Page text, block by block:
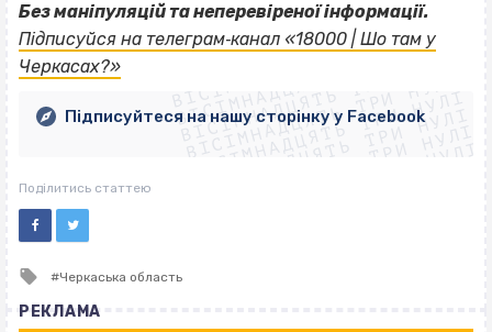
Без маніпуляцій та неперевіреної інформації.
Підписуйся на телеграм‐канал «18000 | Шо там у
Черкасах?»
ВІСІМНАДЦЯТЬ ТРИ НУЛІ
ВІСІМНАДЦЯТЬ ТРИ НУЛІ
ВІСІМНАДЦЯТЬ ТРИ НУЛІ
ВІСІМНАДЦЯТЬ ТРИ НУЛІ
ВІСІМНАДЦЯТЬ ТРИ НУЛІ
ВІСІМНАДЦЯТЬ ТРИ НУЛІ
ВІСІМНАДЦЯТЬ ТРИ НУЛІ
ВІСІМНАДЦЯТЬ ТРИ НУЛІ
Підписуйтеся на нашу сторінку у Facebook
Поділитись статтею
Tagged
Черкаська область
РЕКЛАМА